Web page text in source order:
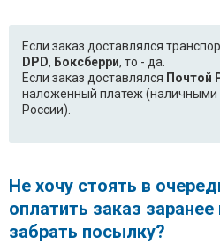
Если заказ доставлялся
DPD, Боксберри, то - да.
Если заказ доставлялся Почтой
наложенный платеж (наличными
России).
Не хочу стоять в
оплатить заказ
забрать посылку?